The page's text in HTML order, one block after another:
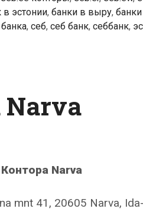
в эстонии, банки в выру,
, себ, себ банк, себбанк,
Narva
Narva
mnt 41, 20605 Narva,